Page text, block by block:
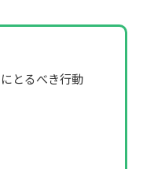
とるべき行動